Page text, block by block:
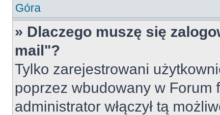
Góra
» Dlaczego muszę się
mail"?
Tylko zarejestrowani
poprzez wbudowany w Forum
administrator włączył tą